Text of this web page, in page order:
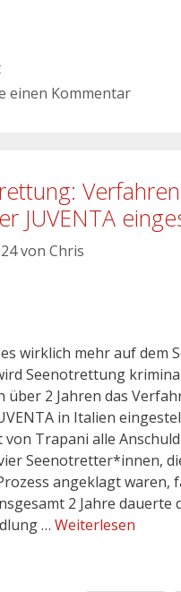
einen Kommentar
JUVENTA
von Chris
wirklich mehr auf dem
Seenotrettung
über 2 Jahren das
in Italien
von Trapani alle
Seenotretter*innen,
angeklagt waren,
2 Jahre dauerte
… Weiterlesen